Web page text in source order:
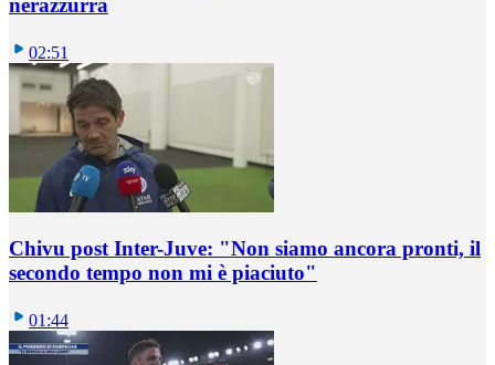
nerazzurra
02:51
Chivu post Inter-Juve: "Non siamo ancora pronti, il
secondo tempo non mi è piaciuto"
01:44